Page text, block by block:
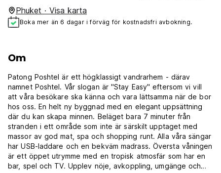
Phuket · Visa karta
Boka mer än 6 dagar i förväg för kostnadsfri avbokning.
Om
Patong Poshtel är ett högklassigt vandrarhem - därav
namnet Poshtel. Vår slogan är "Stay Easy" eftersom vi vill
att våra besökare ska känna och vara lättsamma när de bor
hos oss. En helt ny byggnad med en elegant uppsättning
där du kan skapa minnen. Beläget bara 7 minuter från
stranden i ett område som inte är särskilt upptaget med
massor av god mat, spa och shopping runt. Alla våra sängar
har USB-laddare och en bekväm madrass. Översta våningen
är ett öppet utrymme med en tropisk atmosfär som har en
bar, spel och TV. Upplev nöje, avkoppling, umgänge och